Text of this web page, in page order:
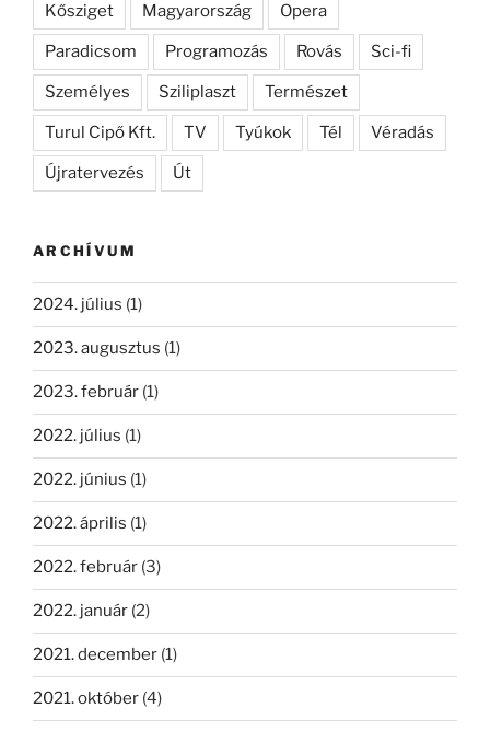
Kősziget Magyarország Opera
Paradicsom Programozás Rovás Sci-fi
Személyes Sziliplaszt Természet
Turul Cipő Kft. TV Tyúkok Tél Véradás
Újratervezés Út
ARCHÍVUM
2024. július (1)
2023. augusztus (1)
2023. február (1)
2022. július (1)
2022. június (1)
2022. április (1)
2022. február (3)
2022. január (2)
2021. december (1)
2021. október (4)